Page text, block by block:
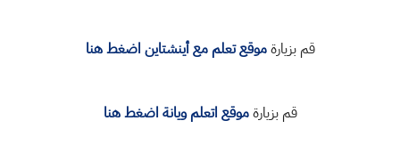
قم بزيارةموقع تعلم مع أينشتاين اضغط هنا
قم بزيارةموقع اتعلم ويانة اضغط هنا